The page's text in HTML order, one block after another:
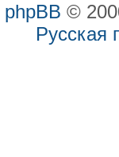
phpBB ©
Русская